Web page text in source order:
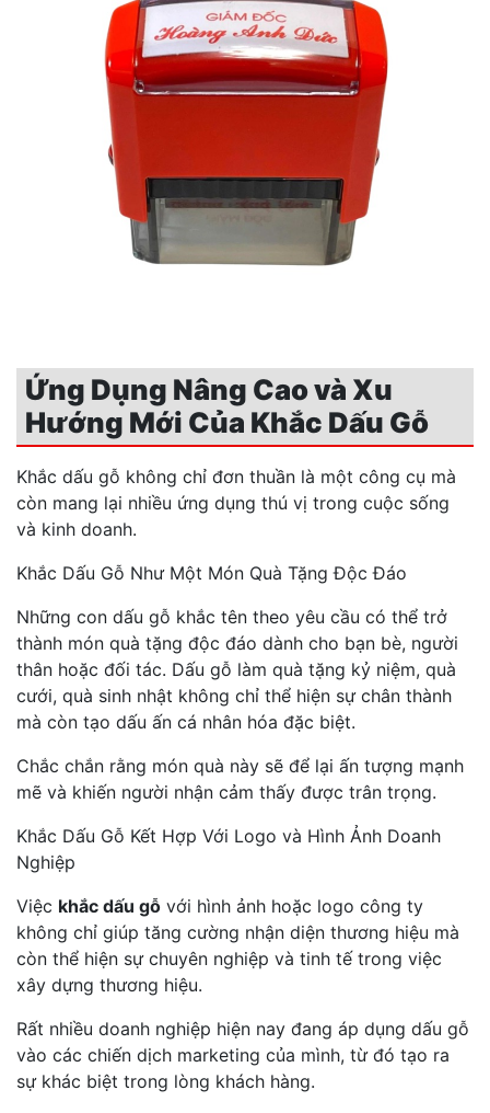
Ứng Dụng Nâng Cao và Xu
Hướng Mới Của Khắc Dấu Gỗ
Khắc dấu gỗ không chỉ đơn thuần là một công cụ mà
còn mang lại nhiều ứng dụng thú vị trong cuộc sống
và kinh doanh.
Khắc Dấu Gỗ Như Một Món Quà Tặng Độc Đáo
Những con dấu gỗ khắc tên theo yêu cầu có thể trở
thành món quà tặng độc đáo dành cho bạn bè, người
thân hoặc đối tác. Dấu gỗ làm quà tặng kỷ niệm, quà
cưới, quà sinh nhật không chỉ thể hiện sự chân thành
mà còn tạo dấu ấn cá nhân hóa đặc biệt.
Chắc chắn rằng món quà này sẽ để lại ấn tượng mạnh
mẽ và khiến người nhận cảm thấy được trân trọng.
Khắc Dấu Gỗ Kết Hợp Với Logo và Hình Ảnh Doanh
Nghiệp
Việc khắc dấu gỗ với hình ảnh hoặc logo công ty
không chỉ giúp tăng cường nhận diện thương hiệu mà
còn thể hiện sự chuyên nghiệp và tinh tế trong việc
xây dựng thương hiệu.
Rất nhiều doanh nghiệp hiện nay đang áp dụng dấu gỗ
vào các chiến dịch marketing của mình, từ đó tạo ra
sự khác biệt trong lòng khách hàng.